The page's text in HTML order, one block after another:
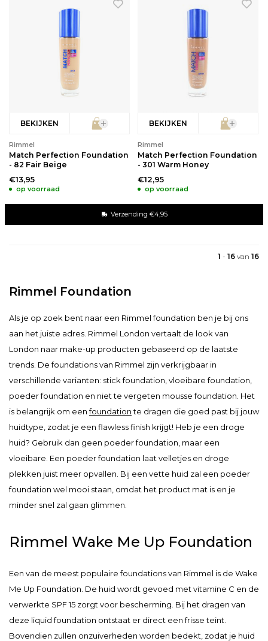
BEKIJKEN
Rimmel
Match Perfection Foundation
- 82 Fair Beige
€13,95
op voorraad
BEKIJKEN
Rimmel
Match Perfection Foundation
- 301 Warm Honey
€12,95
op voorraad
Verzending €4,95
1 - 16 van 16
Rimmel Foundation
Als je op zoek bent naar een Rimmel foundation ben je bij ons
aan het juiste adres. Rimmel London vertaalt de look van
London naar make-up producten gebaseerd op de laatste
trends. De foundations van Rimmel zijn verkrijgbaar in
verschillende varianten: stick foundation, vloeibare foundation,
poeder foundation en niet te vergeten mousse foundation. Het
is belangrijk om eenfoundationte dragen die goed past bij jouw
huidtype, zodat je een flawless finish krijgt! Heb je een droge
huid? Gebruik dan geen poeder foundation, maar een
vloeibare. Een poeder foundation laat velletjes en droge
plekken juist meer opvallen. Bij een vette huid zal een poeder
foundation wel mooi staan, omdat het product mat is en je
minder snel zal gaan glimmen.
Rimmel Wake Me Up Foundation
Een van de meest populaire foundations van Rimmel is de Wake
Me Up Foundation. De huid wordt gevoed met vitamine C en de
verwerkte SPF 15 zorgt voor bescherming. Bij het dragen van
deze liquid foundation ontstaat er direct een frisse teint.
Bovendien zullen onzuiverheden worden bedekt, zodat je huid